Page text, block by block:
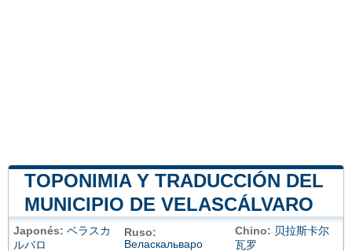
TOPONIMIA Y TRADUCCIÓN DEL
MUNICIPIO DE VELASCÁLVARO
Japonés: ベラスカ
ルバロ
Ruso:
Веласкальваро
Chino: 贝拉斯卡尔
瓦罗